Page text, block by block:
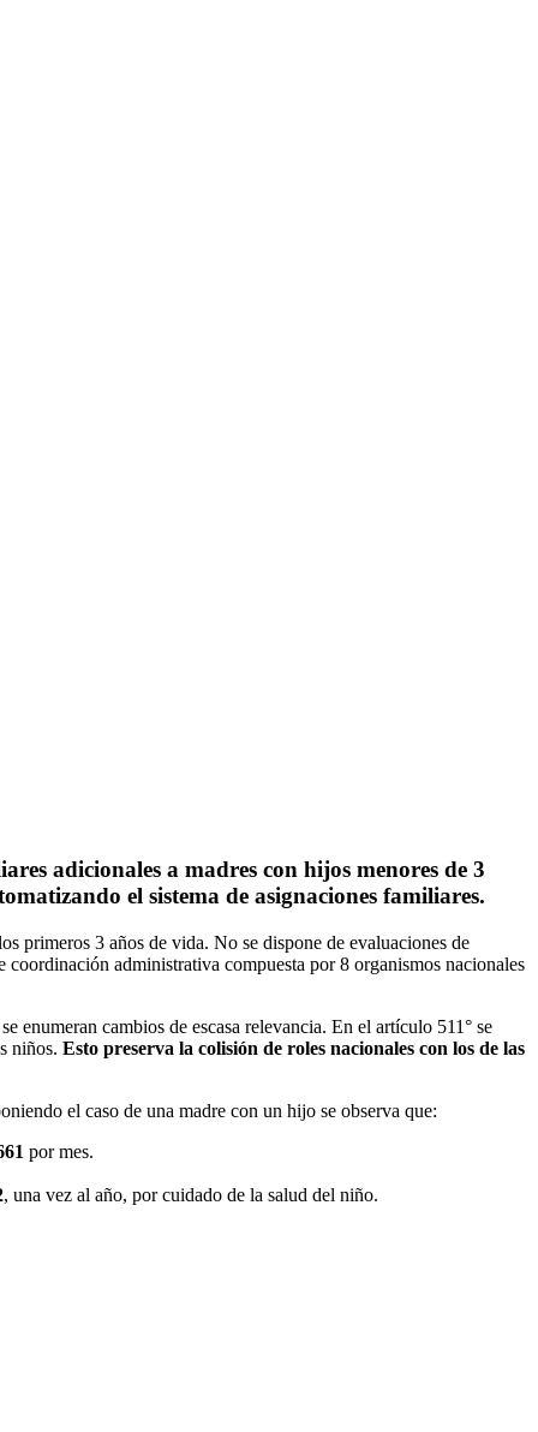
adicionales a madres con hijos menores de 3
el sistema de asignaciones familiares.
primeros 3 años de vida. No se dispone de evaluaciones de
administrativa compuesta por 8 organismos nacionales
cambios de escasa relevancia. En el artículo 511° se
niños. Esto preserva la colisión de roles nacionales con los de las
el caso de una madre con un hijo se observa que:
por mes.
, una vez al año, por cuidado de la salud del niño.